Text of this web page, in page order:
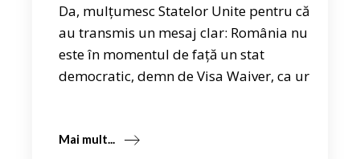
Da, mulțumesc Statelor Unite pentru că
au transmis un mesaj clar: România nu
este în momentul de față un stat
democratic, demn de Visa Waiver, ca ur
Mai mult...